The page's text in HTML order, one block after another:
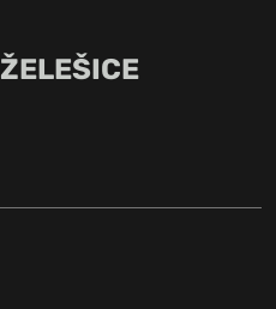
ŽELEŠICE